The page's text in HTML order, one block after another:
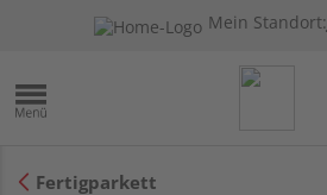
Mein Standort:
Fertigparkett